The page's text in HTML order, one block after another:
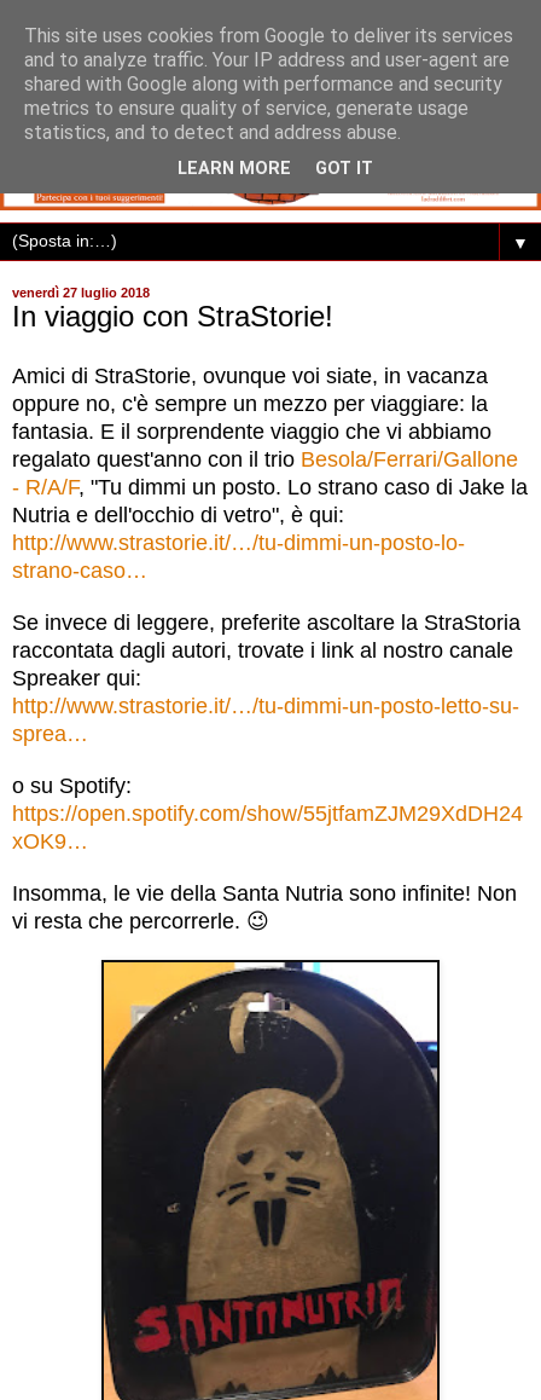
▼
venerdì 27 luglio 2018
In viaggio con StraStorie!
Amici di StraStorie, ovunque voi siate, in vacanza
oppure no, c'è sempre un mezzo per viaggiare: la
fantasia. E il sorprendente viaggio che vi abbiamo
regalato quest'anno con il trio Besola/Ferrari/Gallone
- R/A/F, "Tu dimmi un posto. Lo strano caso di Jake la
Nutria e dell'occhio di vetro", è qui:
http://www.strastorie.it/…/tu-dimmi-un-posto-lo-
strano-caso…
Se invece di leggere, preferite ascoltare la StraStoria
raccontata dagli autori, trovate i link al nostro canale
Spreaker qui:
http://www.strastorie.it/…/tu-dimmi-un-posto-letto-su-
sprea…
o su Spotify:
https://open.spotify.com/show/55jtfamZJM29XdDH24
xOK9…
Insomma, le vie della Santa Nutria sono infinite! Non
vi resta che percorrerle. 😉
This site uses cookies from Google to deliver its services
and to analyze traffic. Your IP address and user-agent are
shared with Google along with performance and security
metrics to ensure quality of service, generate usage
statistics, and to detect and address abuse.
LEARN MORE GOT IT